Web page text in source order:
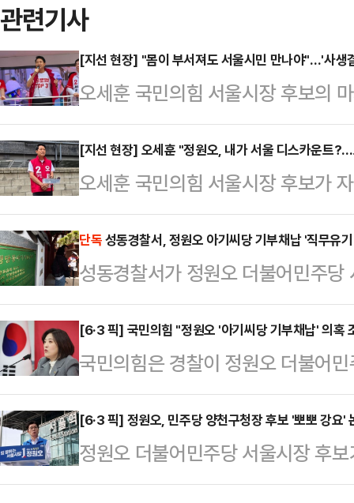
관련기사
[지선 현장] "몸이 부서져도 서울시민 만나야"…'사생
오세훈 국민의힘 서울시장 후보의
단 한 명의 서울 시민을 더 만나겠
섰기 때문이다. 시간이 빠듯한 탓에
계속 강조한 발언은 "꼭 도와달라"
를 하기 위해 성북구에 도착했다.
치구를 돌아야 하는 과제를 풀어야
했다. 사실상 25개 자치구를 모두
봉…
[지선 현장] 오세훈 "정원오, 내가 서울 디스카운트
오세훈 국민의힘 서울시장 후보가
오 더불어민주당 후보를 향해 "'서
된 사실이 있나"라고 꼬집었다.오
기자들과 만나 "'코리아 디스카운트
있는데, 금시초문에 생경한 표현을
디스카운트의 원인이 저한테 있는
억지춘향식의 비난이 아닌가 싶다"
장이 됐을 때, 비로…
단독성동경찰서, 정원오 아기씨당 기부채납 '직무유
성동경찰서가 정원오 더불어민주
조사에 착수한 것으로 확인됐다.
논란 관련해 조합원들이 지난 5월
두고 본격적인 조사가 이뤄진 것이
를 '직무유기 혐의'로 고발한 행당7
당 사건이 지능범죄수사팀에 배당
다.행당7구역 논란은 이른바 '아기
동구청장 시절 행…
[6·3 픽] 국민의힘 "정원오 '아기씨당 기부채납' 의혹
국민의힘은 경찰이 정원오 더불어
납' 의혹과 관련해 조사에 들어간
야 한다"고 촉구했다.최보윤 국민
"보도에 따르면 성동경찰서가 정
조사에 착수한 것으로 알려졌다"며
[6·3 픽] 정원오, 민주당 양천구청장 후보 '뽀뽀 강요'
정원오 더불어민주당 서울시장 후
기 뽀뽀 강요' 논란에 대해 "돌발 행